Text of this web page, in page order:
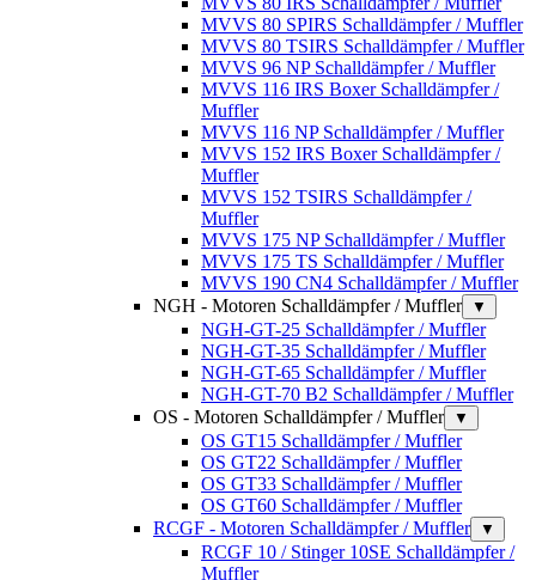
MVVS 80 SPIRS Schalldämpfer / Muffler
MVVS 80 TSIRS Schalldämpfer / Muffler
MVVS 96 NP Schalldämpfer / Muffler
MVVS 116 IRS Boxer Schalldämpfer /
Muffler
MVVS 116 NP Schalldämpfer / Muffler
MVVS 152 IRS Boxer Schalldämpfer /
Muffler
MVVS 152 TSIRS Schalldämpfer /
Muffler
MVVS 175 NP Schalldämpfer / Muffler
MVVS 175 TS Schalldämpfer / Muffler
MVVS 190 CN4 Schalldämpfer / Muffler
NGH - Motoren Schalldämpfer / Muffler
▼
NGH-GT-25 Schalldämpfer / Muffler
NGH-GT-35 Schalldämpfer / Muffler
NGH-GT-65 Schalldämpfer / Muffler
NGH-GT-70 B2 Schalldämpfer / Muffler
OS - Motoren Schalldämpfer / Muffler
▼
OS GT15 Schalldämpfer / Muffler
OS GT22 Schalldämpfer / Muffler
OS GT33 Schalldämpfer / Muffler
OS GT60 Schalldämpfer / Muffler
RCGF - Motoren Schalldämpfer / Muffler
▼
RCGF 10 / Stinger 10SE Schalldämpfer /
Muffler